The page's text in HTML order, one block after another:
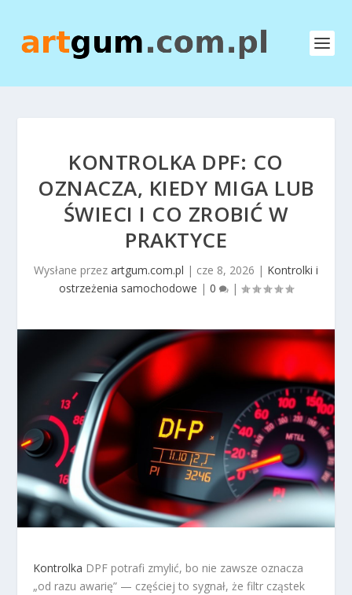
KONTROLKA DPF: CO
OZNACZA, KIEDY MIGA LUB
ŚWIECI I CO ZROBIĆ W
PRAKTYCE
Wysłane przez artgum.com.pl | cze 8, 2026 | Kontrolki i
ostrzeżenia samochodowe | 0 |
Kontrolka DPF potrafi zmylić, bo nie zawsze oznacza
„od razu awarię” — częściej to sygnał, że filtr cząstek